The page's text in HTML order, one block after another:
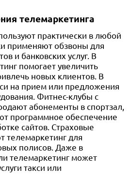
телемаркетинга
практически в любой
применяют обзвоны для
и банковских услуг. В
помогает увеличить
новых клиентов. В
на прием или предложения
Фитнес-клубы с
абонементы в спортзал,
программное обеспечение
сайтов. Страховые
телемаркетинг для
полисов. Даже в
телемаркетинг может
такси или